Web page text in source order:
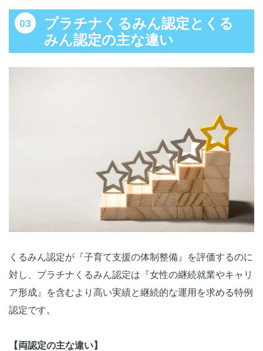
プラチナくるみん認定とくる
みん認定の主な違い
くるみん認定が『子育て支援の体制整備』を評価するのに
対し、プラチナくるみん認定は『女性の継続就業やキャリ
ア形成』を含むより高い実績と継続的な運用を求める特例
認定です。
【両認定の主な違い】